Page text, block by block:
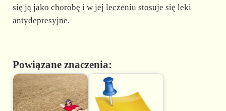
się ją jako chorobę i w jej leczeniu stosuje się leki
antydepresyjne.
Powiązane znaczenia: